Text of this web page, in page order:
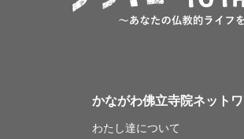
かながわ佛立寺院ネット
わたし達について